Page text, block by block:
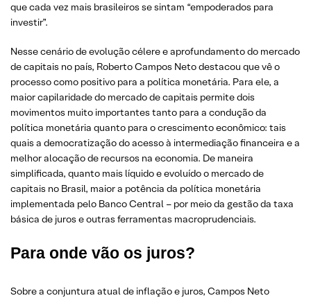
que cada vez mais brasileiros se sintam “empoderados para
investir”.
Nesse cenário de evolução célere e aprofundamento do mercado
de capitais no país, Roberto Campos Neto destacou que vê o
processo como positivo para a política monetária. Para ele, a
maior capilaridade do mercado de capitais permite dois
movimentos muito importantes tanto para a condução da
política monetária quanto para o crescimento econômico: tais
quais a democratização do acesso à intermediação financeira e a
melhor alocação de recursos na economia. De maneira
simplificada, quanto mais líquido e evoluído o mercado de
capitais no Brasil, maior a potência da política monetária
implementada pelo Banco Central – por meio da gestão da taxa
básica de juros e outras ferramentas macroprudenciais.
Para onde vão os juros?
Sobre a conjuntura atual de inflação e juros, Campos Neto